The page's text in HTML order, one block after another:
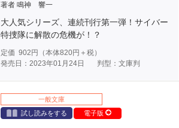
著者 鳴神 響一
大人気シリーズ、連続刊行第一弾！サイバー
特捜隊に解散の危機が！？
定価 902 円（本体820円＋税）
発売日：2023年01月24日
判型：文庫判
一般文庫
試し読みをする
電子版